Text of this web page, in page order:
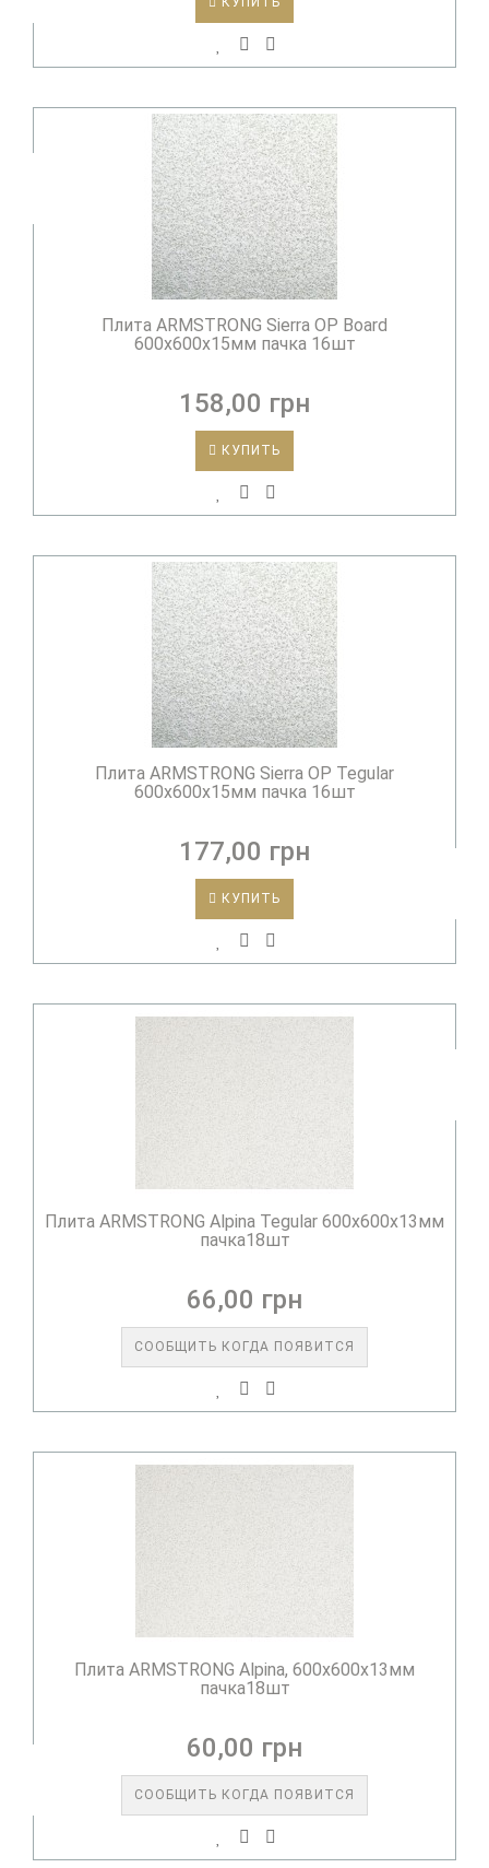
Плита ARMSTRONG Sierra ОР Board
600х600х15мм пачка 16шт
158,00 грн
КУПИТЬ
Плита ARMSTRONG Sierra ОР Tegular
600х600х15мм пачка 16шт
177,00 грн
КУПИТЬ
Плита ARMSTRONG Alpina Tegular 600х600х13мм
пачка18шт
66,00 грн
СООБЩИТЬ КОГДА ПОЯВИТСЯ
Плита ARMSTRONG Alpina, 600х600х13мм
пачка18шт
60,00 грн
СООБЩИТЬ КОГДА ПОЯВИТСЯ